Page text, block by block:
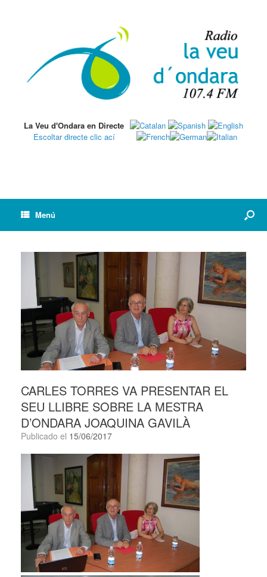
La Veu d'Ondara en Directe
Escoltar directe clic ací
Menú
CARLES TORRES VA PRESENTAR EL
SEU LLIBRE SOBRE LA MESTRA
D’ONDARA JOAQUINA GAVILÀ
Publicado el 15/06/2017